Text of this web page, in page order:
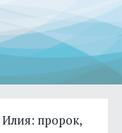
Илия: пророк,